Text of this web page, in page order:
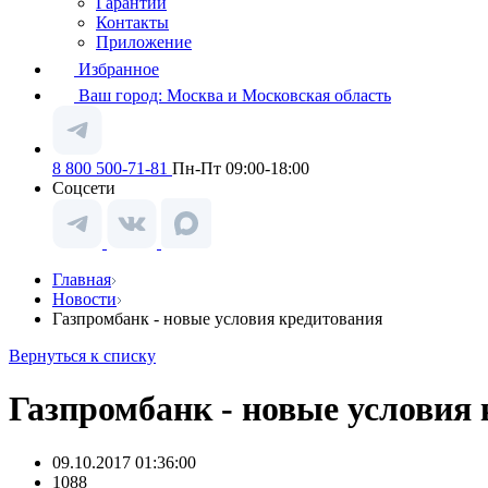
Контакты
Приложение
Избранное
Ваш город: Москва и Московская область
8 800 500-71-81 Пн-Пт 09:00-18:00
Соцсети
Главная
Новости
Газпромбанк - новые условия кредитования
Вернуться к списку
Газпромбанк - новые условия
09.10.2017 01:36:00
1088